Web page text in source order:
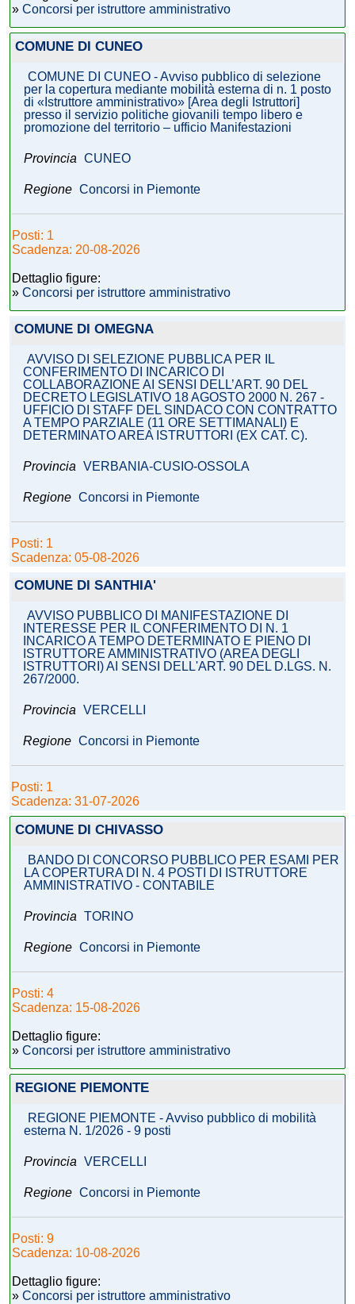
» Concorsi per istruttore amministrativo
COMUNE DI CUNEO
COMUNE DI CUNEO - Avviso pubblico di selezione
per la copertura mediante mobilità esterna di n. 1 posto
di «Istruttore amministrativo» [Area degli Istruttori]
presso il servizio politiche giovanili tempo libero e
promozione del territorio – ufficio Manifestazioni
Provincia CUNEO
Regione Concorsi in Piemonte
Posti: 1
Scadenza: 20-08-2026
Dettaglio figure:
» Concorsi per istruttore amministrativo
COMUNE DI OMEGNA
AVVISO DI SELEZIONE PUBBLICA PER IL
CONFERIMENTO DI INCARICO DI
COLLABORAZIONE AI SENSI DELL’ART. 90 DEL
DECRETO LEGISLATIVO 18 AGOSTO 2000 N. 267 -
UFFICIO DI STAFF DEL SINDACO CON CONTRATTO
A TEMPO PARZIALE (11 ORE SETTIMANALI) E
DETERMINATO AREA ISTRUTTORI (EX CAT. C).
Provincia VERBANIA-CUSIO-OSSOLA
Regione Concorsi in Piemonte
Posti: 1
Scadenza: 05-08-2026
COMUNE DI SANTHIA'
AVVISO PUBBLICO DI MANIFESTAZIONE DI
INTERESSE PER IL CONFERIMENTO DI N. 1
INCARICO A TEMPO DETERMINATO E PIENO DI
ISTRUTTORE AMMINISTRATIVO (AREA DEGLI
ISTRUTTORI) AI SENSI DELL'ART. 90 DEL D.LGS. N.
267/2000.
Provincia VERCELLI
Regione Concorsi in Piemonte
Posti: 1
Scadenza: 31-07-2026
COMUNE DI CHIVASSO
BANDO DI CONCORSO PUBBLICO PER ESAMI PER
LA COPERTURA DI N. 4 POSTI DI ISTRUTTORE
AMMINISTRATIVO - CONTABILE
Provincia TORINO
Regione Concorsi in Piemonte
Posti: 4
Scadenza: 15-08-2026
Dettaglio figure:
» Concorsi per istruttore amministrativo
REGIONE PIEMONTE
REGIONE PIEMONTE - Avviso pubblico di mobilità
esterna N. 1/2026 - 9 posti
Provincia VERCELLI
Regione Concorsi in Piemonte
Posti: 9
Scadenza: 10-08-2026
Dettaglio figure:
» Concorsi per istruttore amministrativo